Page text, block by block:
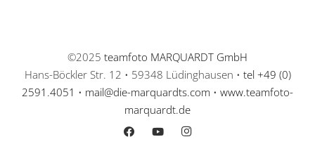
©2025 teamfoto MARQUARDT GmbH
Hans-Böckler Str. 12 • 59348 Lüdinghausen • tel +49 (0)
2591.4051 • mail@die-marquardts.com • www.teamfoto-
marquardt.de